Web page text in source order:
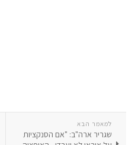
למאמר הבא
שגריר ארה"ב: "אם הסנקציות